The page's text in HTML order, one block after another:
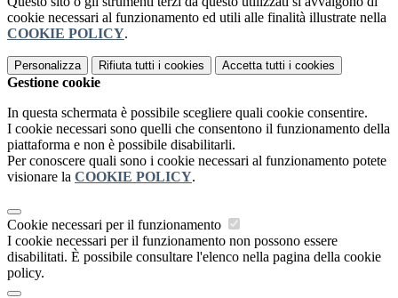
cookie necessari al funzionamento ed utili alle finalità illustrate nella
COOKIE POLICY.
Personalizza Rifiuta tutti i cookies Accetta tutti i cookies
Gestione cookie
In questa schermata è possibile scegliere quali cookie consentire.
I cookie necessari sono quelli che consentono il funzionamento della
piattaforma e non è possibile disabilitarli.
Per conoscere quali sono i cookie necessari al funzionamento potete
visionare la COOKIE POLICY.
Cookie necessari per il funzionamento
I cookie necessari per il funzionamento non possono essere
disabilitati. È possibile consultare l'elenco nella pagina della cookie
policy.